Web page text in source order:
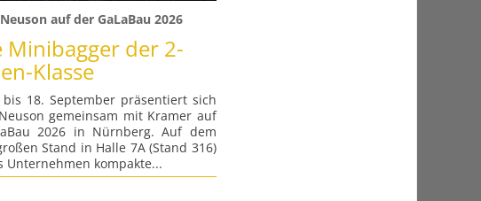
auf der GaLaBau 2026
Minibagger der 2-
Klasse
bis 18. September präsentiert sich
gemeinsam mit Kramer auf
2026 in Nürnberg. Auf dem
Stand in Halle 7A (Stand 316)
Unternehmen kompakte...